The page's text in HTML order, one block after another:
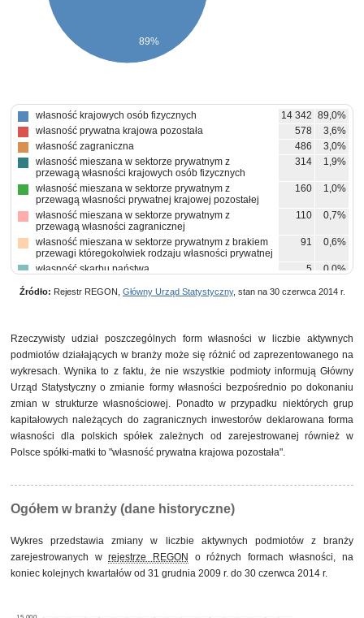
89%
własność krajowych osób fizycznych 14 342 89,0%
własność prywatna krajowa pozostała
578
3,6%
własność zagraniczna
486
3,0%
własność mieszana w sektorze prywatnym z
przewagą własności krajowych osób fizycznych
314 1,9%
własność mieszana w sektorze prywatnym z
przewagą własności prywatnej krajowej pozostałej
160 1,0%
własność mieszana w sektorze prywatnym z
przewagą własności zagranicznej
110 0,7%
własność mieszana w sektorze prywatnym z brakiem
przewagi któregokolwiek rodzaju własności prywatnej
91 0,6%
własność skarbu państwa 5
0,0%
własności sektora publicznego, w tym z przewagą
pozostałe
17 0,1%
Źródło: Rejestr REGON, Główny Urząd Statystyczny, stan na 30 czerwca 2014 r.
Rzeczywisty udział poszczególnych form własności w liczbie aktywnych
podmiotów działających w branży może się różnić od zaprezentowanego na
wykresach. Wynika to z faktu, że nie wszystkie podmioty informują Główny
Urząd Statystyczny o zmianie formy własności bezpośrednio po dokonaniu
zmian w strukturze własnościowej. Ponadto w przypadku niektórych grup
kapitałowych należących do zagranicznych inwestorów deklarowana forma
własności dla polskich spółek zależnych od zarejestrowanej również w
Polsce spółki-matki to "własność prywatna krajowa pozostała".
Ogółem w branży (dane historyczne)
Wykres przedstawia zmiany w liczbie aktywnych podmiotów z branży
zarejestrowanych wrejestrze REGON
o różnych formach własności, na
koniec kolejnych kwartałów od 31 grudnia 2009 r. do 30 czerwca 2014 r.